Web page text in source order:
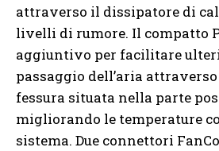
attraverso il dissipatore di
livelli di rumore. Il compatto
aggiuntivo per facilitare
passaggio dell’aria attraverso
fessura situata nella parte
migliorando le temperature
sistema. Due connettori